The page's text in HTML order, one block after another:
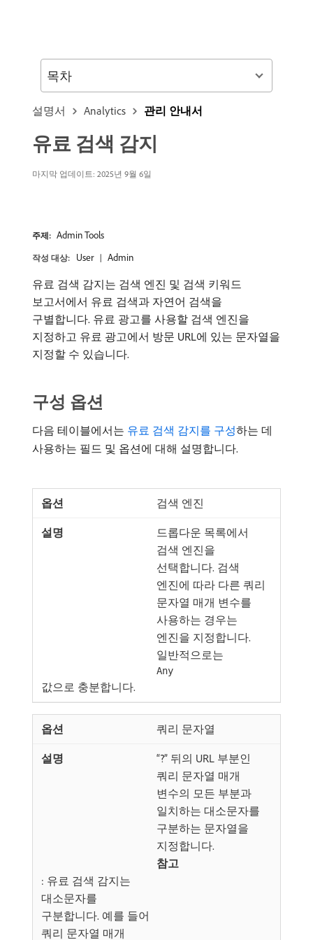
설명서 Analytics 관리 안내서
유료 검색 감지
마지막 업데이트: 2025년 9월 6일
주제: Admin Tools
작성 대상: User Admin
유료 검색 감지는 검색 엔진 및 검색 키워드
보고서에서 유료 검색과 자연어 검색을
구별합니다. 유료 광고를 사용할 검색 엔진을
지정하고 유료 광고에서 방문 URL에 있는 문자열을
지정할 수 있습니다.
구성 옵션
다음 테이블에서는 유료 검색 감지를 구성하는 데
사용하는 필드 및 옵션에 대해 설명합니다.
검색 엔진
드롭다운 목록에서
검색 엔진을
선택합니다. 검색
엔진에 따라 다른 쿼리
문자열 매개 변수를
사용하는 경우는
엔진을 지정합니다.
일반적으로는
Any
값으로 충분합니다.
쿼리 문자열
“?” 뒤의 URL 부분인
쿼리 문자열 매개
변수의 모든 부분과
일치하는 대소문자를
구분하는 문자열을
지정합니다.
참고
: 유료 검색 감지는
대소문자를
구분합니다. 예를 들어
쿼리 문자열 매개
목차